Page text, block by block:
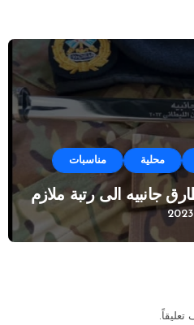
محلية مناسبات
جانبيه الى رتبة ملازم
تعليقاً.